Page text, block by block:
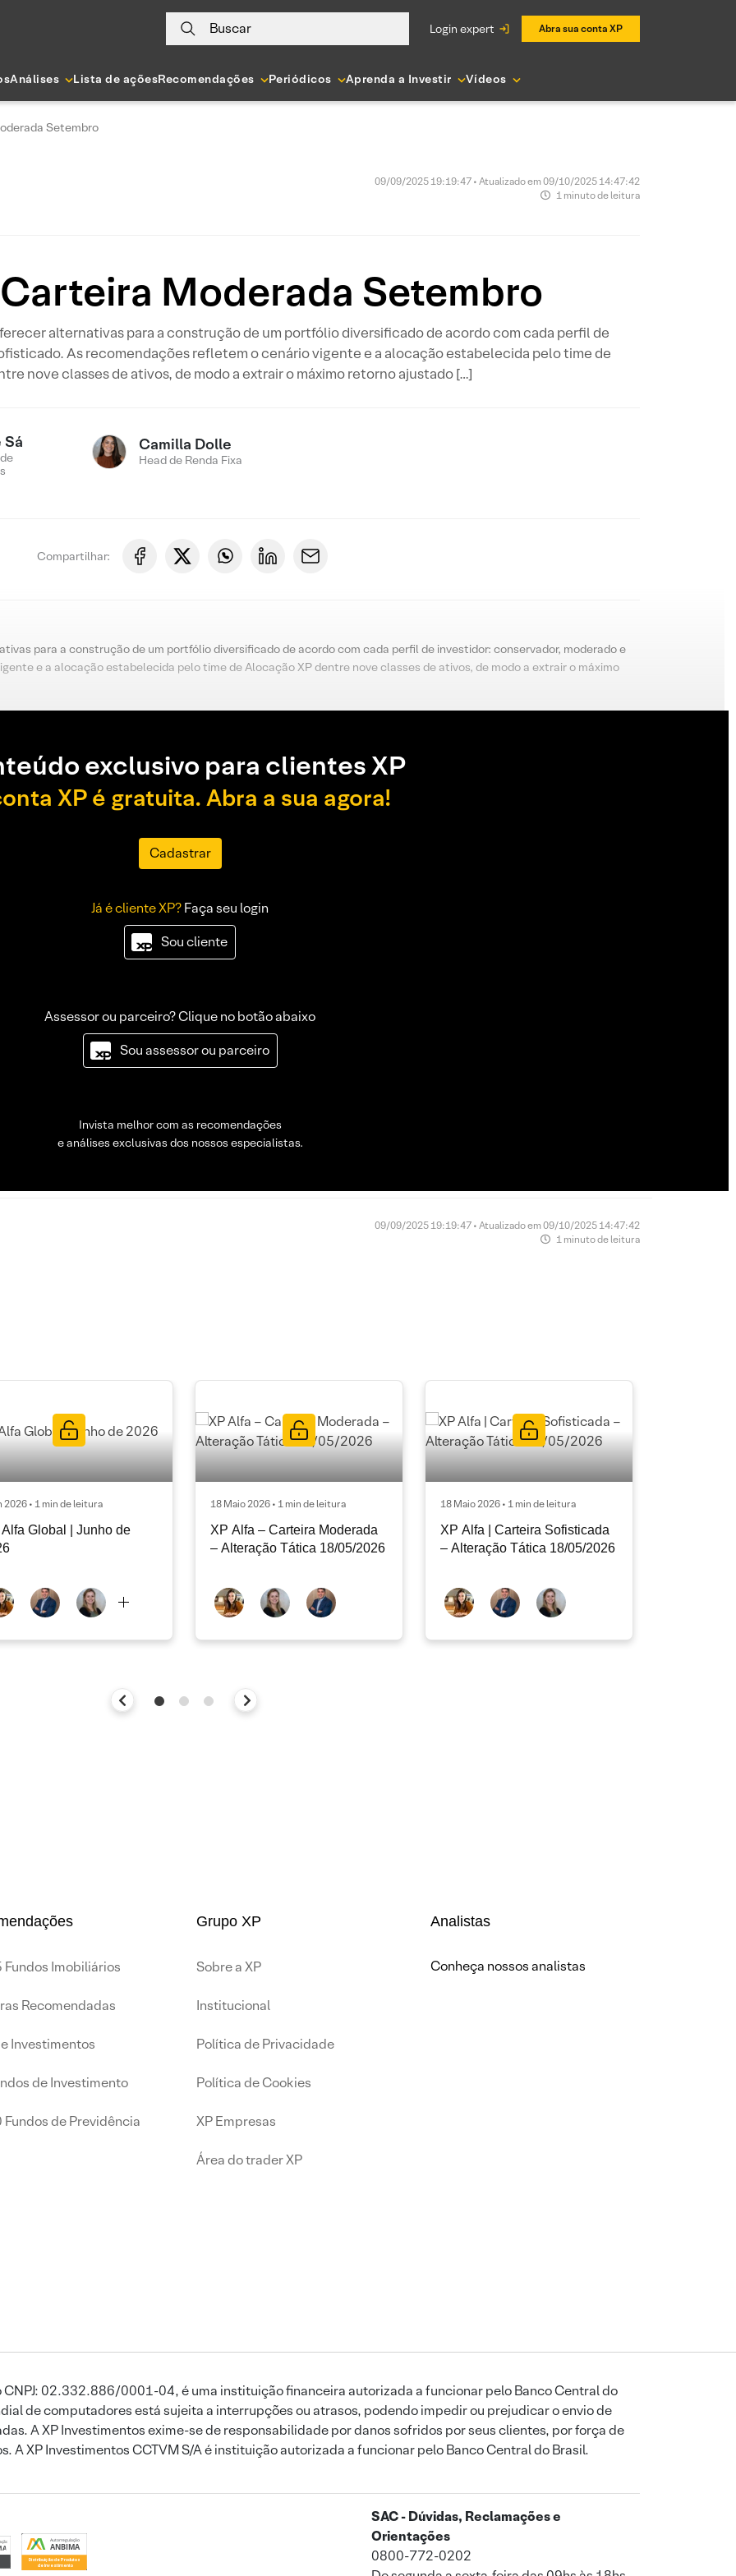
Buscar login expert Abra sua conta XP
Análises Lista de açõesRecomendações Periódicos Aprenda a Investir Vídeos
Setembro
09/09/2025 19:19:47 • Atualizado em 09/10/2025 14:47:42
1 minuto de leitura
Moderada Setembro
alternativas para a construção de um portfólio diversificado de acordo com cada perfil de
As recomendações refletem o cenário vigente e a alocação estabelecida pelo time de
nove classes de ativos, de modo a extrair o máximo retorno ajustado […]
Sá Camilla Dolle
Head de Renda Fixa
Compartilhar:
para a construção de um portfólio diversificado de acordo com cada perfil de investidor: conservador, moderado e
e a alocação estabelecida pelo time de Alocação XP dentre nove classes de ativos, de modo a extrair o máximo
exclusivo para clientes XP
XP é gratuita. Abra a sua agora!
Cadastrar
Já é cliente XP?Faça seu login
Sou cliente
Assessor ou parceiro? Clique no botão abaixo
Sou assessor ou parceiro
Invista melhor com as recomendações
e análises exclusivas dos nossos especialistas.
09/09/2025 19:19:47 • Atualizado em 09/10/2025 14:47:42
1 minuto de leitura
2026 • 1 min de leitura
Global | Junho de
18 Maio 2026 • 1 min de leitura
XP Alfa – Carteira Moderada
– Alteração Tática 18/05/2026
18 Maio 2026 • 1 min de leitura
XP Alfa | Carteira Sofisticada
– Alteração Tática 18/05/2026
Fundos Imobiliários
Recomendadas
Investimentos
de Investimento
Fundos de Previdência
Grupo XP
Sobre a XP
Institucional
Política de Privacidade
Política de Cookies
XP Empresas
Área do trader XP
Analistas
Conheça nossos analistas
CNPJ: 02.332.886/0001-04, é uma instituição financeira autorizada a funcionar pelo Banco Central do
de computadores está sujeita a interrupções ou atrasos, podendo impedir ou prejudicar o envio de
A XP Investimentos exime-se de responsabilidade por danos sofridos por seus clientes, por força de
A XP Investimentos CCTVM S/A é instituição autorizada a funcionar pelo Banco Central do Brasil.
SAC - Dúvidas, Reclamações e
Orientações
0800-772-0202